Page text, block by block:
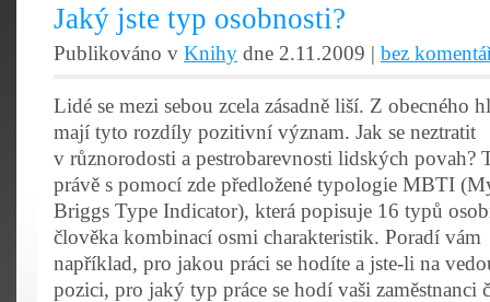
Jaký jste typ osobnosti?
Publikováno v Knihy dne 2.11.2009 | bez
Lidé se mezi sebou zcela zásadně liší. Z obecného
mají tyto rozdíly pozitivní význam. Jak se neztratit
v různorodosti a pestrobarevnosti lidských povah?
právě s pomocí zde předložené typologie MBTI
Briggs Type Indicator), která popisuje 16 typů
člověka kombinací osmi charakteristik. Poradí vám
například, pro jakou práci se hodíte a jste-li na
pozici, pro jaký typ práce se hodí vaši zaměstnanci